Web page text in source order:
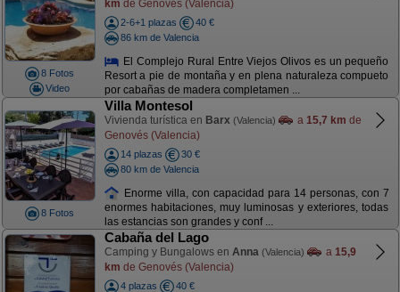
8 Fotos
Video
km de Genovés (Valencia)
2-6+1 plazas
40 €
86 km de Valencia
El Complejo Rural Entre Viejos Olivos es un pequeño
Resort a pie de montaña y en plena naturaleza compueto
por cabañas de madera completamen ...
8 Fotos
Villa Montesol
Vivienda turística en Barx (Valencia) a 15,7 km de
Genovés (Valencia)
14 plazas
30 €
80 km de Valencia
Enorme villa, con capacidad para 14 personas, con 7
enormes habitaciones, muy luminosas y exteriores, todas
las estancias son grandes y conf ...
Cabaña del Lago
Camping y Bungalows en Anna (Valencia) a 15,9
km de Genovés (Valencia)
4 plazas
40 €